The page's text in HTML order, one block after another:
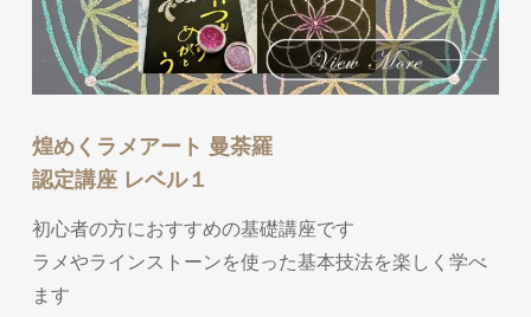
煌めくラメアート 曼荼羅
認定講座 レベル１
初心者の方におすすめの基礎講座です
ラメやラインストーンを使った基本技法を楽しく学べ
ます